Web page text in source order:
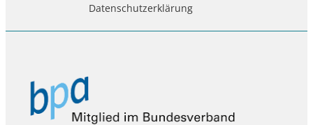
Datenschutzerklärung